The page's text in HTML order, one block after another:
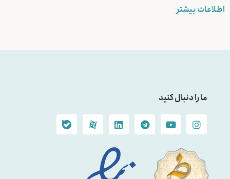
اطلاعات بیشتر
ما را دنبال کنید